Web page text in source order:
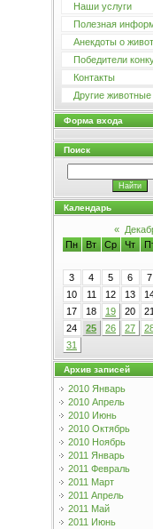
Наши услуги
Полезная
Анекдоты о
Победители
Контакты
Другие животные
Форма входа
Поиск
Календарь
«
Пн
Вт Ср Чт
3
4 5 6 7
10
11 12 13
17
18 19 20 21
24
25 26 27
31
Архив записей
2010 Январь
2010 Апрель
2010 Июнь
2010 Октябрь
2010 Ноябрь
2011 Январь
2011 Февраль
2011 Март
2011 Апрель
2011 Май
2011 Июнь